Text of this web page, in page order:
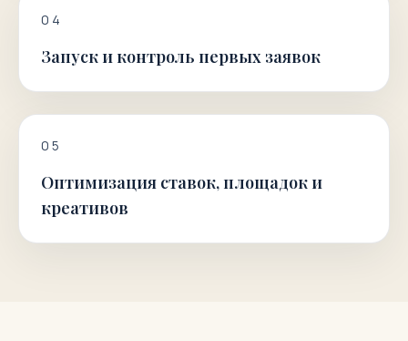
0 4
Запуск и контроль первых заявок
05
Оптимизация ставок, площадок и
креативов